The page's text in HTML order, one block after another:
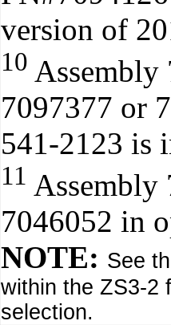
version of
10 Assembly
7097377 or
541-2123 is
11 Assembly
7046052 in
NOTE: See
within the ZS3-2
selection.